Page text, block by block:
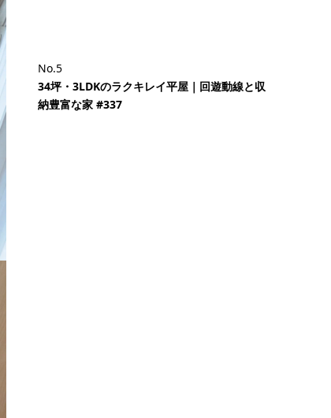
No.5
34坪・3LDKのラクキレイ平屋｜回遊動線と収
納豊富な家 #337